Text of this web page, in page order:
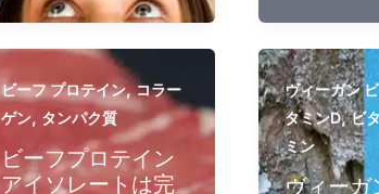
ビーフ プロテイン​,コラー
ゲン, タンパク質
ビーフプロテイン
アイソレートは完
ヴィーガン
タミンD,ビ
ミン
ヴィーガ